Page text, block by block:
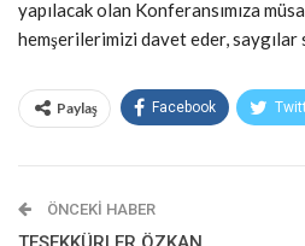
yapılacak olan Konferansımıza
hemşerilerimizi davet eder, saygılar
Paylaş Facebook
ÖNCEKI HABER